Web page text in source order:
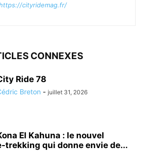
cityridemag.fr/
CONNEXES
Ride 78
Breton - juillet 31, 2026
El Kahuna : le nouvel
qui donne envie de...